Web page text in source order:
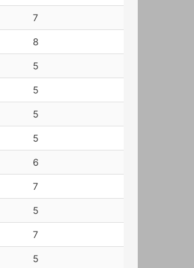
7
8
5
5
5
5
6
7
5
7
5